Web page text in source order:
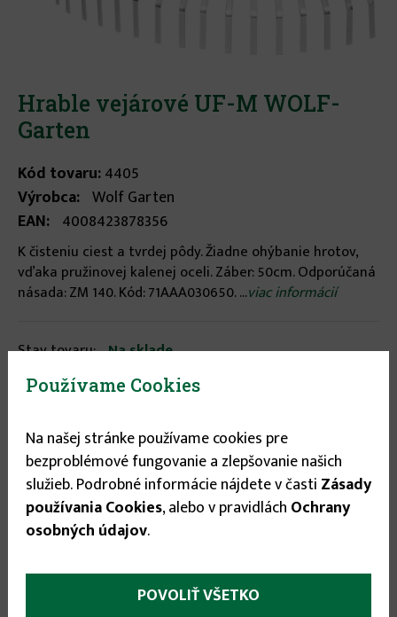
Hrable vejárové UF-M WOLF-
Garten
Kód tovaru:4405
Výrobca: Wolf Garten
EAN: 4008423878356
K čisteniu ciest a tvrdej pôdy. Žiadne ohýbanie hrotov,
vďaka pružinovej kalenej oceli. Záber: 50cm. Odporúčaná
násada: ZM 140. Kód: 71AAA030650. ...viac informácií
Stav tovaru: Na sklade
Expedícia do:
19.90 €


Používame Cookies
Na našej stránke používame cookies pre
bezproblémové fungovanie a zlepšovanie našich
služieb. Podrobné informácie nájdete v časti Zásady
používania Cookies, alebo v pravidlách Ochrany
osobných údajov.
POVOLIŤ VŠETKO